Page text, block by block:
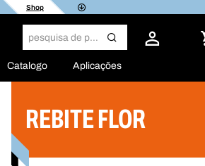
Shop
Catalogo Aplicações
REBITE FLOR
Filtro